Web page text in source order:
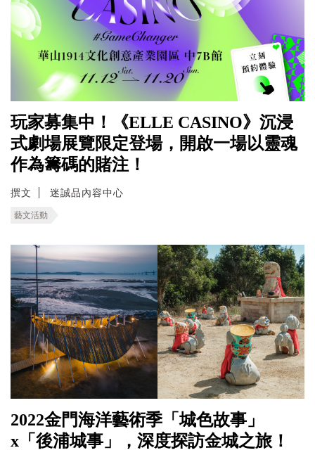
玩家募集中！《ELLE CASINO》沉浸
式劇場展覽限定登場，開啟一場以靈魂
作為籌碼的賭注！
撰文 迷誠品內容中心
藝文活動
2022金門海洋藝術季「城色故事」
x「後浦城事」，深度探訪金城之旅！